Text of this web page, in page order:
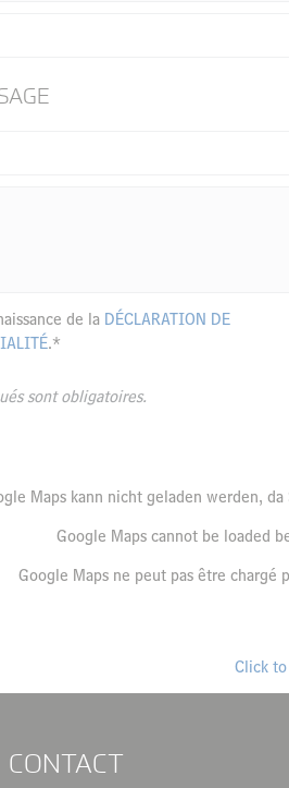
de la DÉCLARATION DE
.*
sont obligatoires.
Maps kann nicht geladen werden,
Google Maps cannot be loaded
Google Maps ne peut pas être chargé
Click
CONTACT